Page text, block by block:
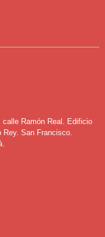
Ramón Real. Edificio
San Francisco.